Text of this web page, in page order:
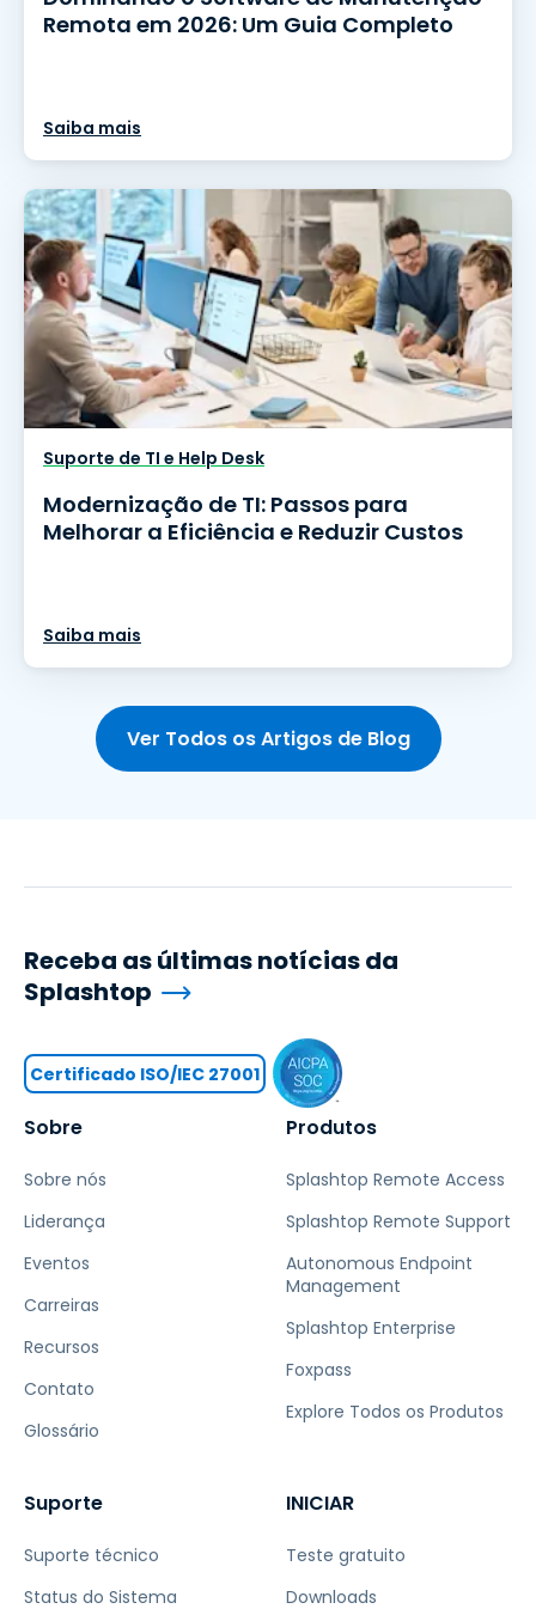
Remota em 2026: Um Guia Completo
Saiba mais
Suporte de TI e Help Desk
Modernização de TI: Passos para
Melhorar a Eficiência e Reduzir Custos
Saiba mais
Ver Todos os Artigos de Blog
Sobre
Sobre nós
Liderança
Eventos
Carreiras
Recursos
Contato
Glossário
Produtos
Splashtop Remote Access
Splashtop Remote Support
Autonomous Endpoint
Management
Splashtop Enterprise
Foxpass
Explore Todos os Produtos
Suporte
Suporte técnico
Status do Sistema
INICIAR
Teste gratuito
Downloads
Receba as últimas notícias da
Splashtop
Certificado ISO/IEC 27001